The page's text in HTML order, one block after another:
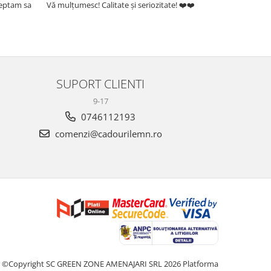
sa Vă mulțumesc! Calitate și seriozitate! ❤️❤️
SUPORT CLIENTI
9-17
0746112193
comenzi@cadourilemn.ro
©Copyright SC GREEN ZONE AMENAJARI SRL 2026 Platforma